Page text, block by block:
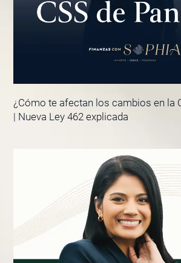
¿Cómo te afectan los cambios en la
| Nueva Ley 462 explicada